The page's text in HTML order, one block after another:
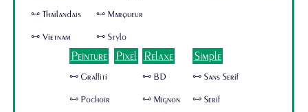
🜺 Thaïlandais
🜺 Vietnam
🜺 Marqueur
🜺 Stylo
Peinture
🜺 Graffiti
🜺 Pochoir
Pixel Relaxe
🜺 BD
🜺 Mignon
Simple
🜺 Sans Serif
🜺 Serif